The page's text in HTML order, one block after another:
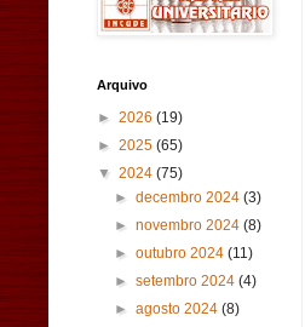
Arquivo
► 2026 (19)
► 2025 (65)
▼ 2024 (75)
►decembro 2024(3)
►novembro 2024(8)
►outubro 2024(11)
►setembro 2024(4)
►agosto 2024(8)